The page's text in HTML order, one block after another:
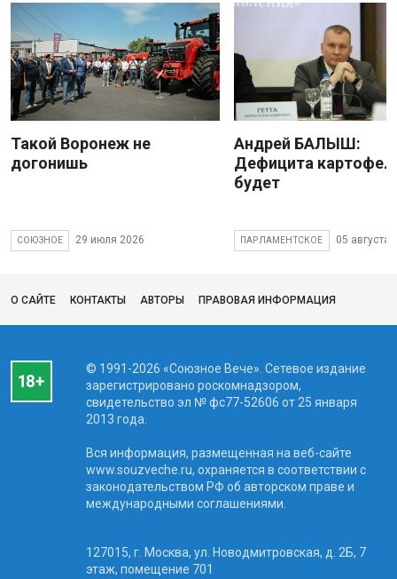
Такой Воронеж не
догонишь
СОЮЗНОЕ 29 июля 2026
Андрей БАЛЫШ:
Дефицита
будет
ПАРЛАМЕНТСКОЕ 05 августа
О САЙТЕ КОНТАКТЫ АВТОРЫ ПРАВОВАЯ ИНФОРМАЦИЯ
© 1991-2026 «Союзное Вече». Сетевое издание
зарегистрировано роскомнадзором,
свидетельство эл № фc77-52606 от 25 января
2013 года.
Вся информация, размещенная на веб-сайте
www.souzveche.ru, охраняется в соответствии с
законодательством РФ об авторском праве и
международными соглашениями.
127015, г. Москва, ул. Новодмитровская, д. 2Б, 7
этаж, помещение 701